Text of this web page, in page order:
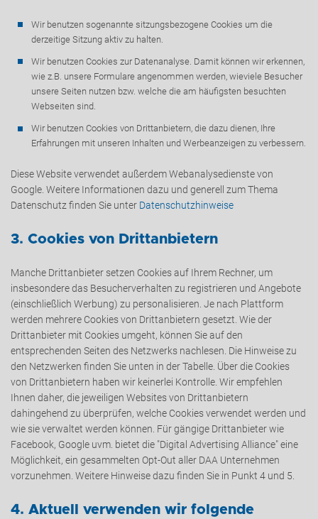
+43 (0) 6212 63 11-0
Wir benutzen sogenannte sitzungsbezogene Cookies um die
derzeitige Sitzung aktiv zu halten.
Wir benutzen Cookies zur Datenanalyse. Damit können wir erkennen,
wie z.B. unsere Formulare angenommen werden, wieviele Besucher
unsere Seiten nutzen bzw. welche die am häufigsten besuchten
Webseiten sind.
Wir benutzen Cookies von Drittanbietern, die dazu dienen, Ihre
Erfahrungen mit unseren Inhalten und Werbeanzeigen zu verbessern.
Diese Website verwendet außerdem Webanalysedienste von
Google. Weitere Informationen dazu und generell zum Thema
Datenschutz finden Sie unter Datenschutzhinweise
3. Cookies von Drittanbietern
Manche Drittanbieter setzen Cookies auf Ihrem Rechner, um
insbesondere das Besucherverhalten zu registrieren und Angebote
(einschließlich Werbung) zu personalisieren. Je nach Plattform
werden mehrere Cookies von Drittanbietern gesetzt. Wie der
Drittanbieter mit Cookies umgeht, können Sie auf den
entsprechenden Seiten des Netzwerks nachlesen. Die Hinweise zu
den Netzwerken finden Sie unten in der Tabelle. Über die Cookies
von Drittanbietern haben wir keinerlei Kontrolle. Wir empfehlen
Ihnen daher, die jeweiligen Websites von Drittanbietern
dahingehend zu überprüfen, welche Cookies verwendet werden und
wie sie verwaltet werden können. Für gängige Drittanbieter wie
Facebook, Google uvm. bietet die "Digital Advertising Alliance" eine
Möglichkeit, ein gesammelten Opt-Out aller DAA Unternehmen
vorzunehmen. Weitere Hinweise dazu finden Sie in Punkt 4 und 5.
4. Aktuell verwenden wir folgende